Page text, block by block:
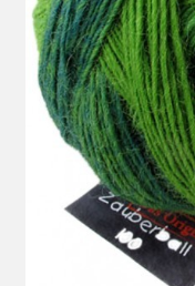
Mein Konto